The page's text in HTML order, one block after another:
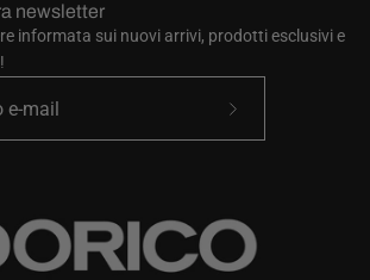
newsletter
informata sui nuovi arrivi, prodotti esclusivi e
newsletter